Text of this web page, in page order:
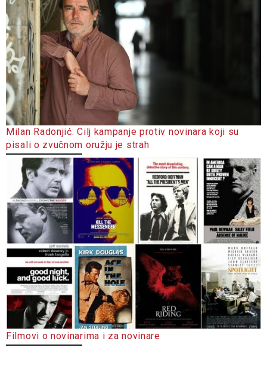
Milan Radonjić: Cilj kampanje protiv novinara koji su
pisali o zvučnom oružju je strah
Filmovi o novinarima i za novinare